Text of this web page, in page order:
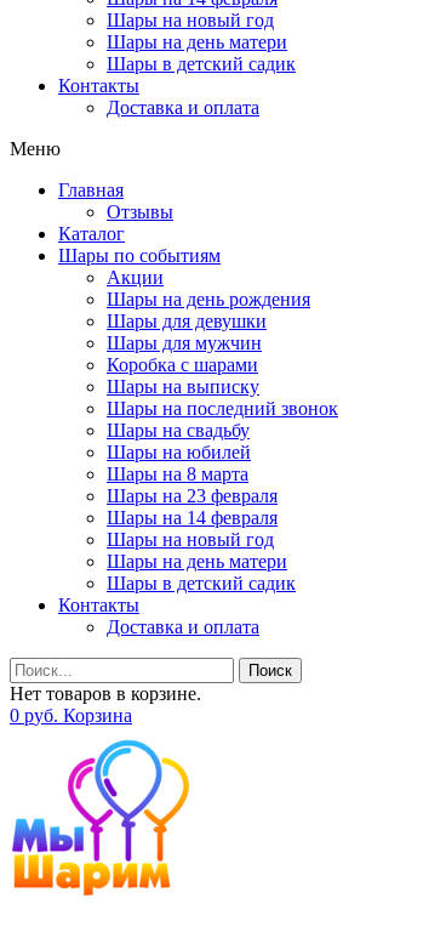
Шары на новый год
Шары на день матери
Шары в детский садик
Контакты
Доставка и оплата
Меню
Главная
Отзывы
Каталог
Шары по событиям
Акции
Шары на день рождения
Шары для девушки
Шары для мужчин
Коробка с шарами
Шары на выписку
Шары на последний звонок
Шары на свадьбу
Шары на юбилей
Шары на 8 марта
Шары на 23 февраля
Шары на 14 февраля
Шары на новый год
Шары на день матери
Шары в детский садик
Контакты
Доставка и оплата
Поиск
Нет товаров в корзине.
0 руб. Корзина